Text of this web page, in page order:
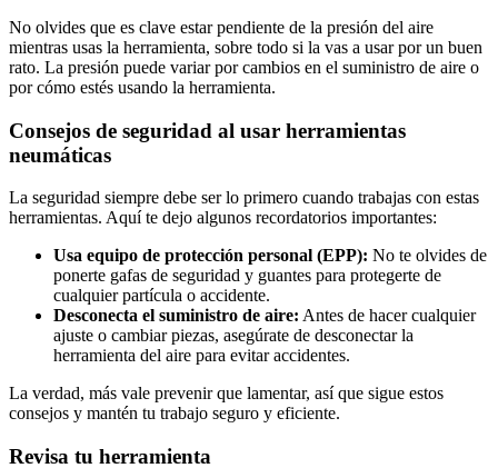
No olvides que es clave estar pendiente de la presión del aire
mientras usas la herramienta, sobre todo si la vas a usar por un buen
rato. La presión puede variar por cambios en el suministro de aire o
por cómo estés usando la herramienta.
Consejos de seguridad al usar herramientas
neumáticas
La seguridad siempre debe ser lo primero cuando trabajas con estas
herramientas. Aquí te dejo algunos recordatorios importantes:
Usa equipo de protección personal (EPP): No te olvides de
ponerte gafas de seguridad y guantes para protegerte de
cualquier partícula o accidente.
Desconecta el suministro de aire: Antes de hacer cualquier
ajuste o cambiar piezas, asegúrate de desconectar la
herramienta del aire para evitar accidentes.
La verdad, más vale prevenir que lamentar, así que sigue estos
consejos y mantén tu trabajo seguro y eficiente.
Revisa tu herramienta